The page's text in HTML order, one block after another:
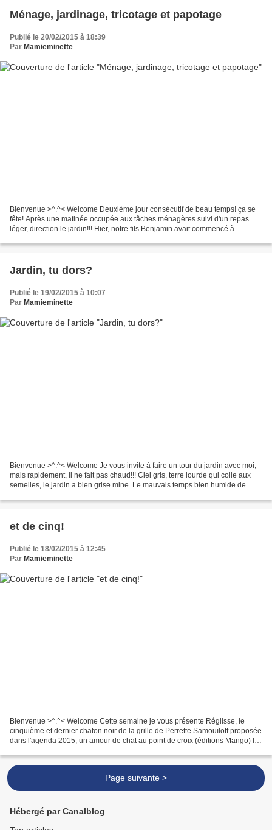
Ménage, jardinage, tricotage et papotage
Publié le 20/02/2015 à 18:39
Par Mamieminette
Bienvenue >^.^< Welcome Deuxième jour consécutif de beau temps! ça se
fête! Après une matinée occupée aux tâches ménagères suivi d'un repas
léger, direction le jardin!!! Hier, notre fils Benjamin avait commencé à
Jardin, tu dors?
Publié le 19/02/2015 à 10:07
Par Mamieminette
Bienvenue >^.^< Welcome Je vous invite à faire un tour du jardin avec moi,
mais rapidement, il ne fait pas chaud!!! Ciel gris, terre lourde qui colle aux
semelles, le jardin a bien grise mine. Le mauvais temps bien humide de
et de cinq!
Publié le 18/02/2015 à 12:45
Par Mamieminette
Bienvenue >^.^< Welcome Cette semaine je vous présente Réglisse, le
cinquième et dernier chaton noir de la grille de Perrette Samouïloff proposée
dans l'agenda 2015, un amour de chat au point de croix (éditions Mango) Il
Page suivante >
Hébergé par Canalblog